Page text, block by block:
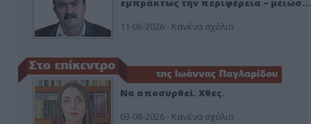
εμπράκτως την περιφέρεια – μειώσ…
11-06-2026 - Κανένα σχόλιο
Να αποσυρθεί. Χθες.
03-08-2026 - Κανένα σχόλιο